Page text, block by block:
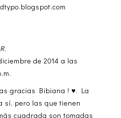
de 2014 a las
gracias Bibiana ! ♥. La
sí, pero las que tienen
cuadrada son tomadas